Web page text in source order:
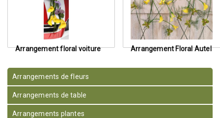
Arrangement floral voiture Arrangement Floral Autel
Arrangements de fleurs
Arrangements de table
Arrangements plantes